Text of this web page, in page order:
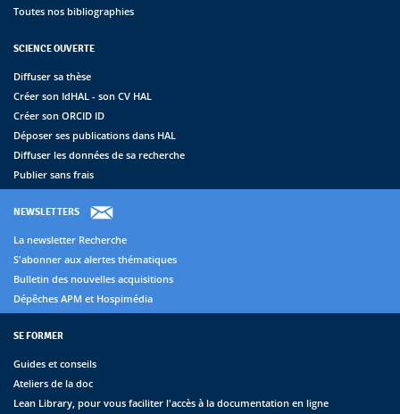
Toutes nos bibliographies
SCIENCE OUVERTE
Diffuser sa thèse
Créer son IdHAL - son CV HAL
Créer son ORCID ID
Déposer ses publications dans HAL
Diffuser les données de sa recherche
Publier sans frais
NEWSLETTERS
La newsletter Recherche
S'abonner aux alertes thématiques
Bulletin des nouvelles acquisitions
Dépêches APM et Hospimédia
SE FORMER
Guides et conseils
Ateliers de la doc
Lean Library, pour vous faciliter l'accès à la documentation en ligne